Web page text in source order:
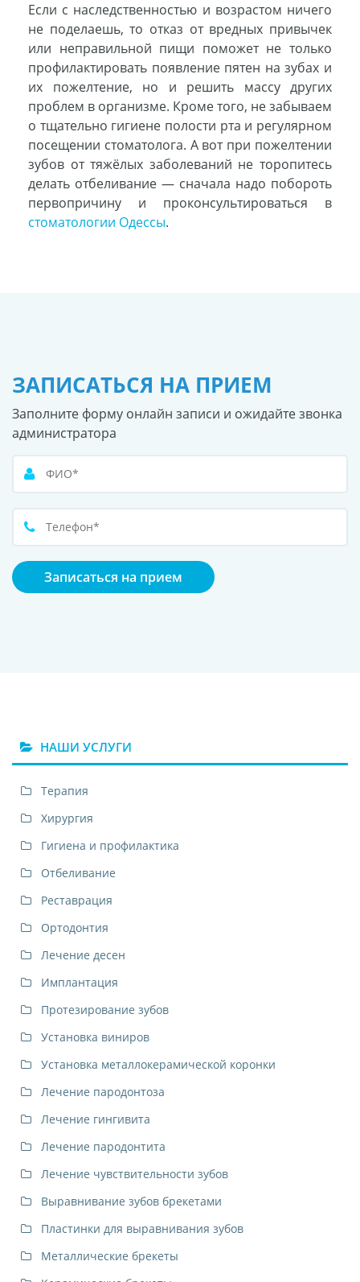
Если с наследственностью и возрастом ничего
не поделаешь, то отказ от вредных привычек
или неправильной пищи поможет не только
профилактировать появление пятен на зубах и
их пожелтение, но и решить массу других
проблем в организме. Кроме того, не забываем
о тщательно гигиене полости рта и регулярном
посещении стоматолога. А вот при пожелтении
зубов от тяжёлых заболеваний не торопитесь
делать отбеливание — сначала надо побороть
первопричину и проконсультироваться в
стоматологии Одессы.
ЗАПИСАТЬСЯ НА ПРИЕМ
Заполните форму онлайн записи и ожидайте звонка
администратора
Записаться на прием
НАШИ УСЛУГИ
Терапия
Хирургия
Гигиена и профилактика
Отбеливание
Реставрация
Ортодонтия
Лечение десен
Имплантация
Протезирование зубов
Установка виниров
Установка металлокерамической коронки
Лечение пародонтоза
Лечение гингивита
Лечение пародонтита
Лечение чувствительности зубов
Выравнивание зубов брекетами
Пластинки для выравнивания зубов
Металлические брекеты